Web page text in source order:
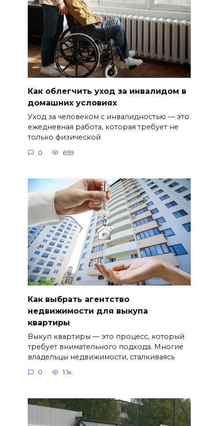
Как облегчить уход за инвалидом в
домашних условиях
Уход за человеком с инвалидностью — это
ежедневная работа, которая требует не
только физической
0 659
Как выбрать агентство
недвижимости для выкупа
квартиры
Выкуп квартиры — это процесс, который
требует внимательного подхода. Многие
владельцы недвижимости, сталкиваясь
0 1.1к.